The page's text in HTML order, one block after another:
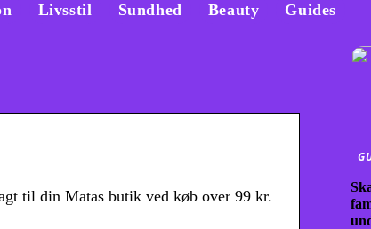
Livsstil Sundhed Beauty Guides
til din Matas butik ved køb over 99 kr.